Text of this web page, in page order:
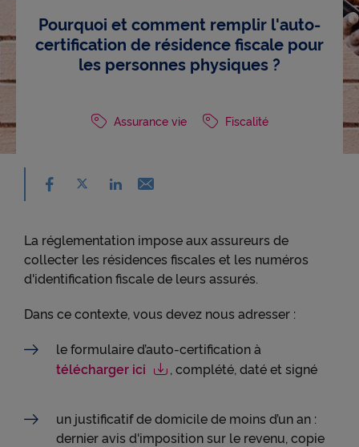
Pourquoi et comment remplir l'auto-
certification de résidence fiscale pour
les personnes physiques ?
Assurance vie Fiscalité
Partager sur facebook - nouvelle fenêtre
Partager sur X - nouvelle fenêtre
Partager sur linkedin - nouvelle fenêtre
La réglementation impose aux assureurs de
collecter les résidences fiscales et les numéros
d'identification fiscale de leurs assurés.
Dans ce contexte, vous devez nous adresser :
le formulaire d’auto-certification à
télécharger ici
, complété, daté et signé
un justificatif de domicile de moins d’un an :
dernier avis d'imposition sur le revenu, copie